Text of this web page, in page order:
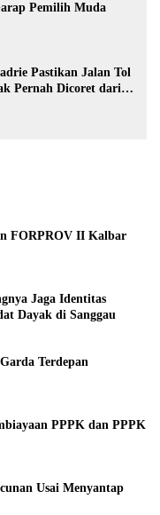
Pemilih Muda
Pastikan Jalan Tol
Pernah Dicoret dari
FORPROV II Kalbar
Jaga Identitas
Dayak di Sanggau
Terdepan
PPPK dan PPPK
Usai Menyantap